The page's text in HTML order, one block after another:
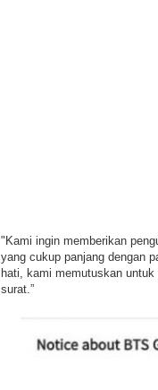
"Kami ingin memberikan
yang cukup panjang dengan
hati, kami memutuskan
surat.”